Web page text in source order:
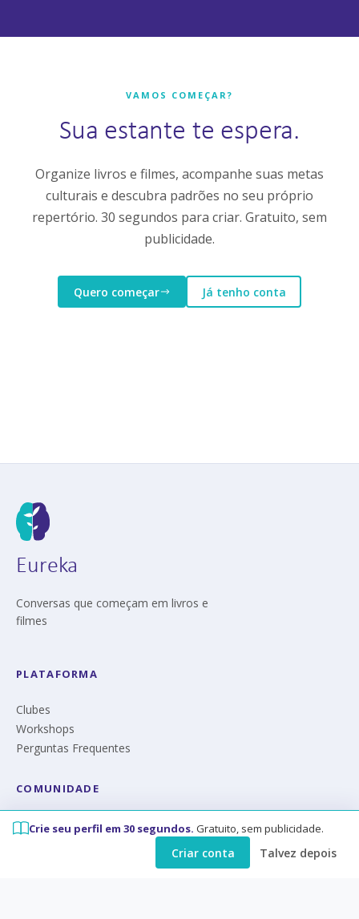
VAMOS COMEÇAR?
Sua estante te espera.
Organize livros e filmes, acompanhe suas metas
culturais e descubra padrões no seu próprio
repertório. 30 segundos para criar. Gratuito, sem
publicidade.
Quero começar Já tenho conta
Eureka
Conversas que começam em livros e
filmes
PLATAFORMA
Clubes
Workshops
Perguntas Frequentes
COMUNIDADE
Manifesto
Crie seu perfil em 30 segundos. Gratuito, sem publicidade.
Criar conta Talvez depois